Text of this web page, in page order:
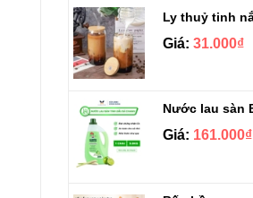
Giá: 31.000₫
Giá: 161.000₫